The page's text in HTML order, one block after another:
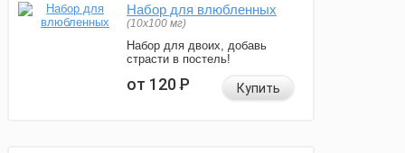
Набор для влюбленных
(10х100 мг)
Набор для двоих, добавь
страсти в постель!
от 120Р Купить